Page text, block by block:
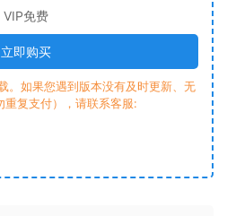
VIP免费
立即购买
。如果您遇到版本没有及时更新、无
复支付），请联系客服: